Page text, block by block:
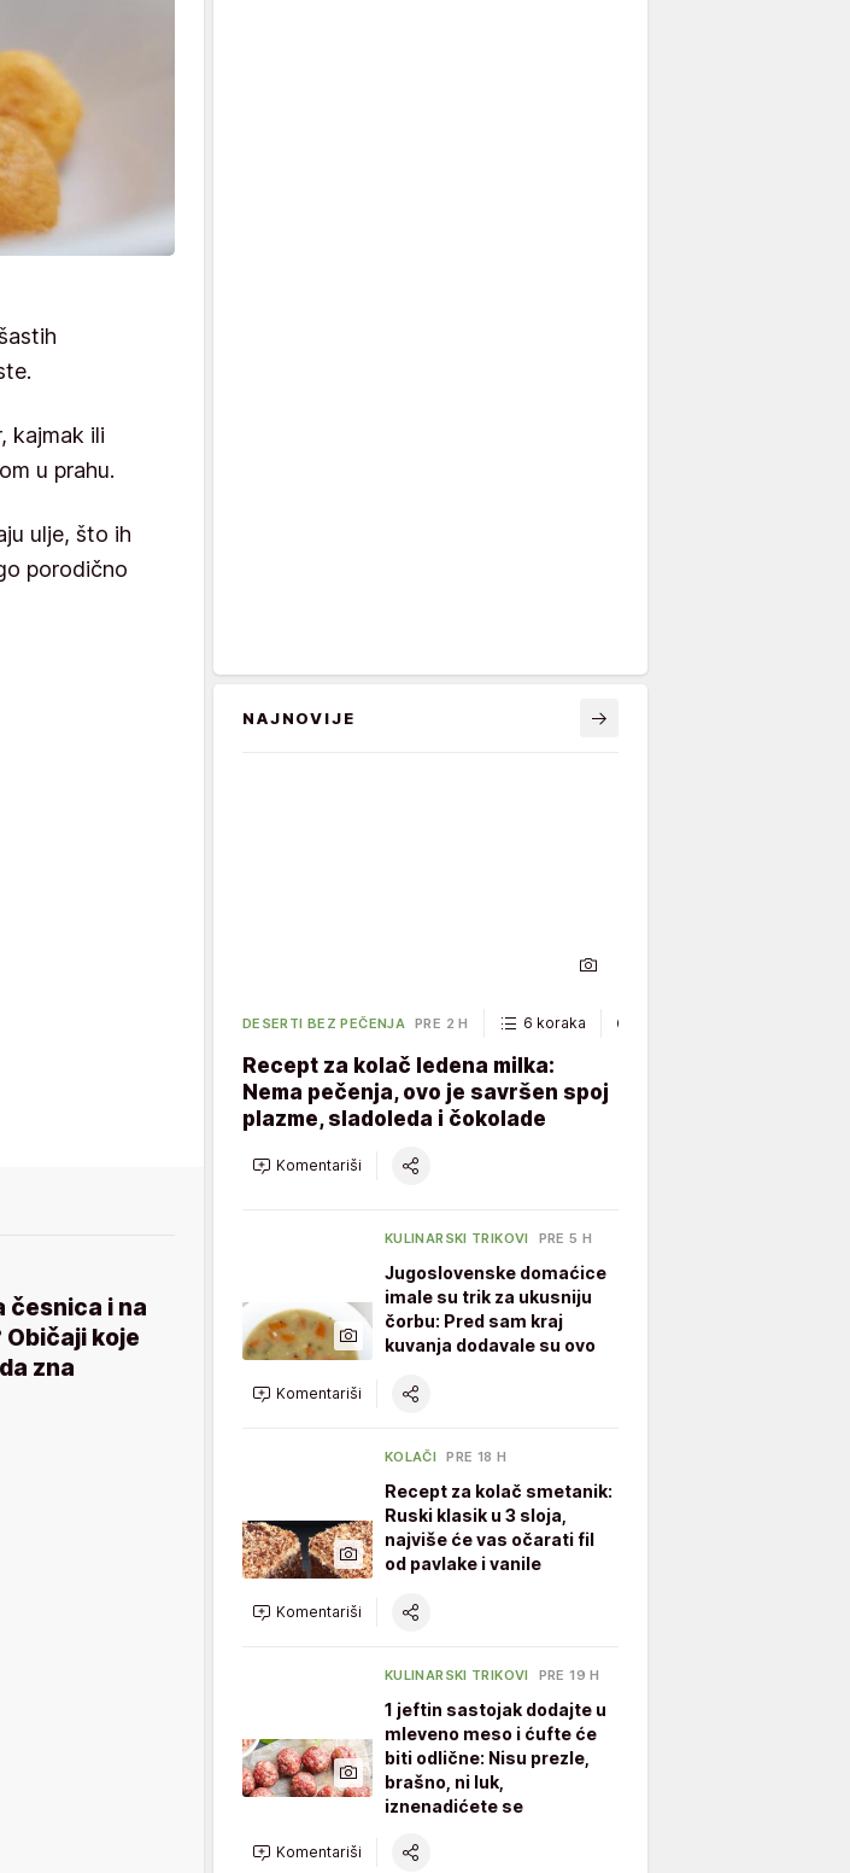
kajmak ili
u prahu.
ulje, što ih
porodično
česnica i na
Običaji koje
zna
NAJNOVIJE
DESERTI BEZ PEČENJA PRE 2 H 6 koraka
Recept za kolač ledena milka:
Nema pečenja, ovo je savršen spoj
plazme, sladoleda i čokolade
Komentariši
KULINARSKI TRIKOVI PRE 5 H
Jugoslovenske domaćice
imale su trik za ukusniju
čorbu: Pred sam kraj
kuvanja dodavale su ovo
Komentariši
KOLAČI PRE 18 H
Recept za kolač smetanik:
Ruski klasik u 3 sloja,
najviše će vas očarati fil
od pavlake i vanile
Komentariši
KULINARSKI TRIKOVI PRE 19 H
1 jeftin sastojak dodajte u
mleveno meso i ćufte će
biti odlične: Nisu prezle,
brašno, ni luk,
iznenadićete se
Komentariši